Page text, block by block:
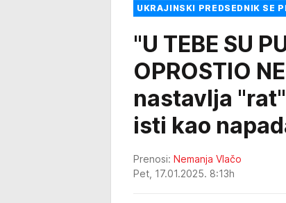
UKRAJINSKI PREDSEDNIK SE
"U TEBE SU
OPROSTIO
nastavlja
isti kao
Prenosi: Nemanja Vlačo
Pet, 17.01.2025. 8:13h